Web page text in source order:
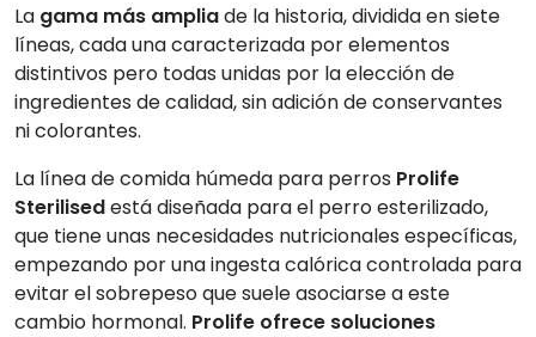
La gama más ampliade la historia, dividida en siete
líneas, cada una caracterizada por elementos
distintivos pero todas unidas por la elección de
ingredientes de calidad, sin adición de conservantes
ni colorantes.
La línea de comida húmeda para perros Prolife
Sterilisedestá diseñada para el perro esterilizado,
que tiene unas necesidades nutricionales específicas,
empezando por una ingesta calórica controlada para
evitar el sobrepeso que suele asociarse a este
cambio hormonal. Prolife ofrece soluciones